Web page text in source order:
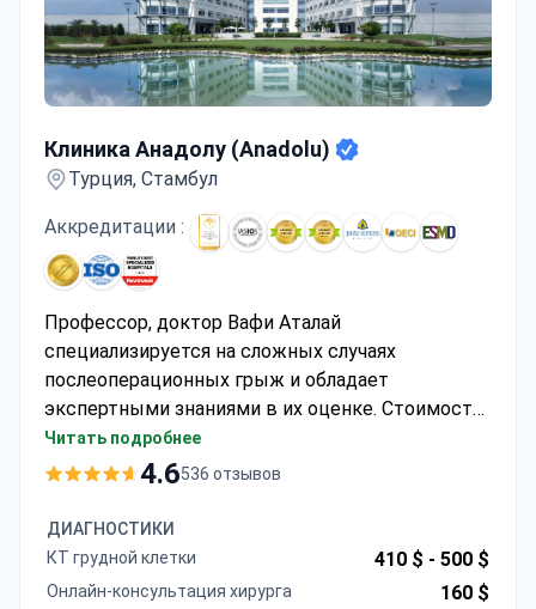
Клиника Анадолу (Anadolu)
Турция, Стамбул
Аккредитации :
Профессор, доктор Вафи Аталай
специализируется на сложных случаях
послеоперационных грыж и обладает
экспертными знаниями в их оценке. Стоимость
процедуры составляет около 9 000 $, что
обычно включает операцию с использованием
стационаре в течение 5 дней,
предоперационные обследования и трансфер из
аэропорта. Медицинский центр Анадолу имеет
Читать подробнее
4.6536 отзывов
ДИАГНОСТИКИ
КТ грудной клетки
410 $ - 500 $
Онлайн-консультация хирурга 160 $